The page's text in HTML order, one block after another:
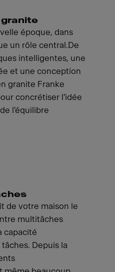
granite
époque, dans
un rôle central.De
intelligentes, une
et une conception
granite Franke
concrétiser l'idée
l'équilibre
de votre maison le
multitâches
capacité
Depuis la